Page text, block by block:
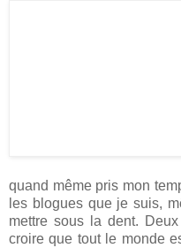
quand même pris mon
les blogues que je suis,
mettre sous la dent.
croire que tout le monde